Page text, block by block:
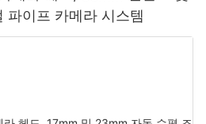
파이프 카메라 시스템